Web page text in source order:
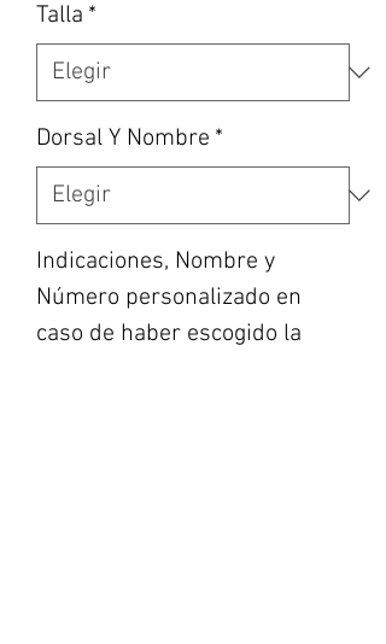
Talla *
Dorsal Y Nombre *
Indicaciones, Nombre y
Número personalizado en
caso de haber escogido la